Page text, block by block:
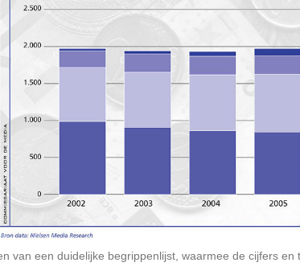
van een duidelijke begrippenlijst, waarmee de cijfers